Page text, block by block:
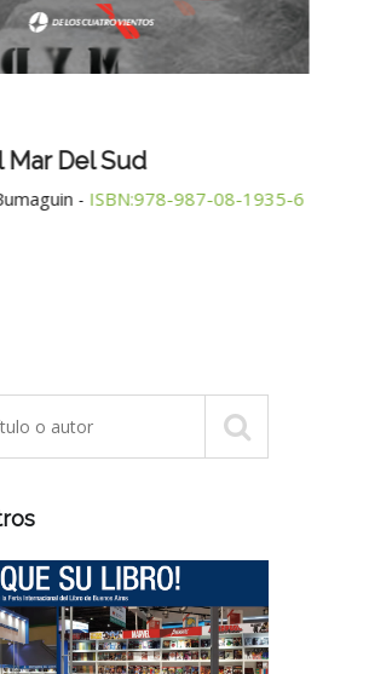
Mar Del Sud
- ISBN:978-987-08-1935-6